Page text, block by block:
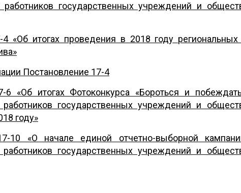
государственных учреждений и
«Об итогах проведения в 2018 году
Постановление 17-4
6 «Об итогах Фотоконкурса «Бороться и
государственных учреждений и общес
году»
10 «О начале единой отчетно-выборной
государственных учреждений и обще